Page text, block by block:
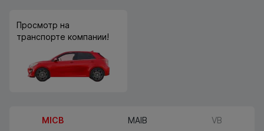
Просмотр на
транспорте компании!
MICB MAIB VB